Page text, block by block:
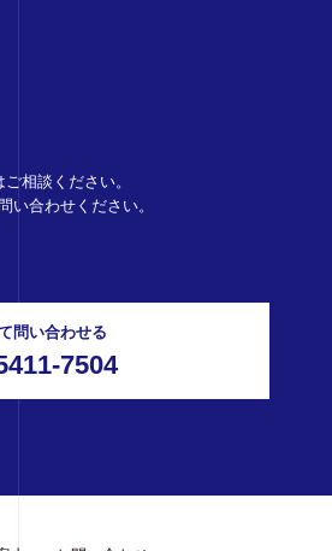
相談ください。
合わせください。
問い合わせる
7504